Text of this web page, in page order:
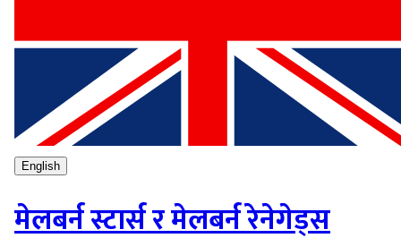
English
मेलबर्न स्टार्स र मेलबर्न रेनेगेड्स